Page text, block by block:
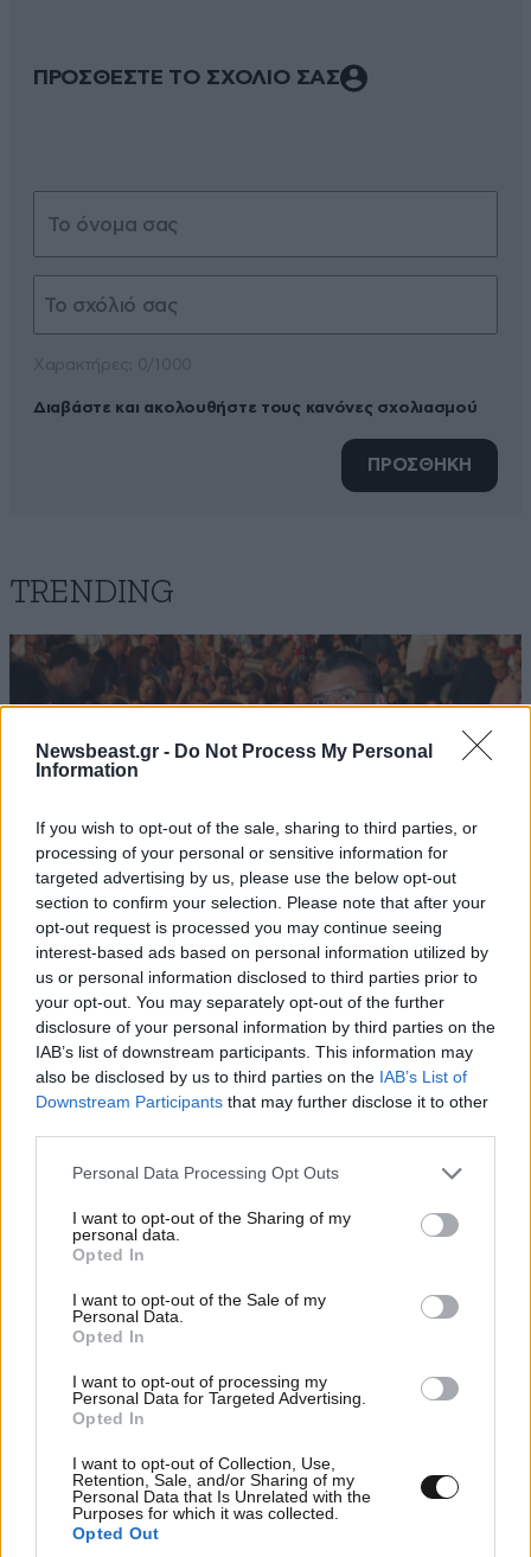
Newsbeast.gr - Do Not Process My Personal
Information
If you wish to opt-out of the sale, sharing to third parties, or
processing of your personal or sensitive information for
targeted advertising by us, please use the below opt-out
section to confirm your selection. Please note that after your
opt-out request is processed you may continue seeing
interest-based ads based on personal information utilized by
us or personal information disclosed to third parties prior to
your opt-out. You may separately opt-out of the further
disclosure of your personal information by third parties on the
IAB’s list of downstream participants. This information may
also be disclosed by us to third parties on the IAB’s List of
Downstream Participants that may further disclose it to other
Please note that this website/app uses one or more Google
not limited to your visit or usage behaviour. You may click to
grant or deny consent to Google and its third-party tags to
use your data for below specified purposes in below Google
consent section.
Personal Data Processing Opt Outs
I want to opt-out of the Sharing of my
personal data.
Opted In
I want to opt-out of the Sale of my
Personal Data.
Opted In
I want to opt-out of processing my
Personal Data for Targeted Advertising.
Opted In
I want to opt-out of Collection, Use,
Retention, Sale, and/or Sharing of my
Personal Data that Is Unrelated with the
Purposes for which it was collected.
Opted Out
ΠΡΟΣΘΕΣΤΕ ΤΟ ΣΧΟΛΙΟ ΣΑΣ
Διαβάστε και ακολουθήστε τους κανόνες σχολιασμού
ΠΡΟΣΘΗΚΗ
TRENDING
LIFESTYLE08·08·2026 09:01
Νία Βαρντάλος – Σπύρος Κατσαγάνης: Μια
σχέση που θυμίζει σενάριο ταινίας και μετρά
πάνω από τέσσερα χρόνια